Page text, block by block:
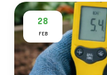
28
FEB